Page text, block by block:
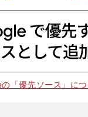
「優先ソース」につ